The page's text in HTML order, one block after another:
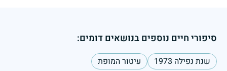
סיפורי חיים נוספים בנושאים דומים:
שנת נפילה 1973 עיטור המופת